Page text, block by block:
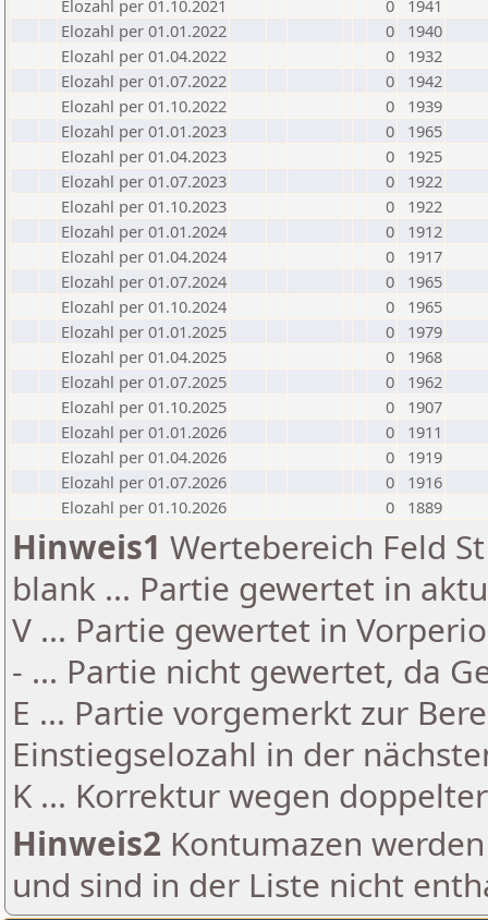
Elozahl per 01.10.2021
0
1941
Elozahl per 01.01.2022
0
1940
Elozahl per 01.04.2022
0
1932
Elozahl per 01.07.2022
0
1942
Elozahl per 01.10.2022
0
1939
Elozahl per 01.01.2023
0
1965
Elozahl per 01.04.2023
0
1925
Elozahl per 01.07.2023
0
1922
Elozahl per 01.10.2023
0
1922
Elozahl per 01.01.2024
0
1912
Elozahl per 01.04.2024
0
1917
Elozahl per 01.07.2024
0
1965
Elozahl per 01.10.2024
0
1965
Elozahl per 01.01.2025
0
1979
Elozahl per 01.04.2025
0
1968
Elozahl per 01.07.2025
0
1962
Elozahl per 01.10.2025
0
1907
Elozahl per 01.01.2026
0
1911
Elozahl per 01.04.2026
0
1919
Elozahl per 01.07.2026
0
1916
Elozahl per 01.10.2026
0 1889
Hinweis1 Wertebereich Feld
blank ... Partie gewertet in
V ... Partie gewertet in
- ... Partie nicht gewertet, da
E ... Partie vorgemerkt zur
Einstiegselozahl in der
K ... Korrektur wegen
Hinweis2 Kontumazen
und sind in der Liste nicht